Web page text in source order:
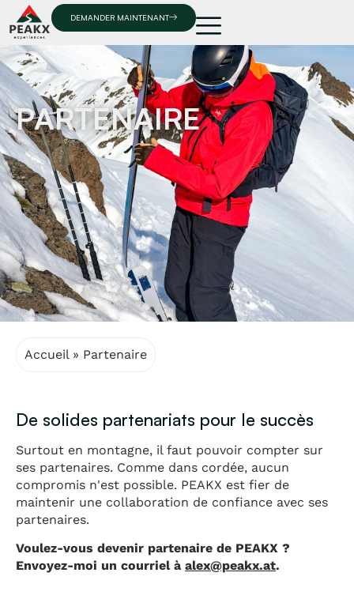
DEMANDER MAINTENANT
PARTENAIRE
Accueil » Partenaire
De solides partenariats pour le succès
Surtout en montagne, il faut pouvoir compter sur
ses partenaires. Comme dans cordée, aucun
compromis n'est possible. PEAKX est fier de
maintenir une collaboration de confiance avec ses
partenaires.
Voulez-vous devenir partenaire de PEAKX ?
Envoyez-moi un courriel à alex@peakx.at.